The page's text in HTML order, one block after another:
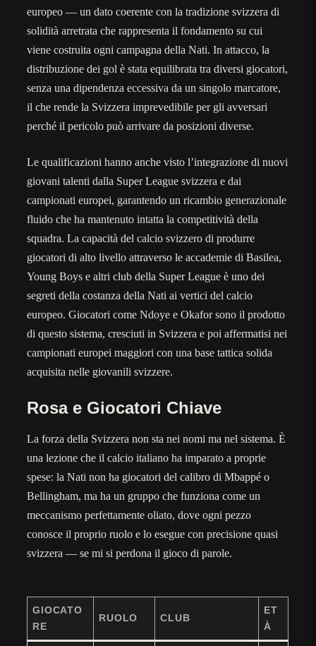
europeo — un dato coerente con la tradizione svizzera di
solidità arretrata che rappresenta il fondamento su cui
viene costruita ogni campagna della Nati. In attacco, la
distribuzione dei gol è stata equilibrata tra diversi giocatori,
senza una dipendenza eccessiva da un singolo marcatore,
il che rende la Svizzera imprevedibile per gli avversari
perché il pericolo può arrivare da posizioni diverse.
Le qualificazioni hanno anche visto l’integrazione di nuovi
giovani talenti dalla Super League svizzera e dai
campionati europei, garantendo un ricambio generazionale
fluido che ha mantenuto intatta la competitività della
squadra. La capacità del calcio svizzero di produrre
giocatori di alto livello attraverso le accademie di Basilea,
Young Boys e altri club della Super League è uno dei
segreti della costanza della Nati ai vertici del calcio
europeo. Giocatori come Ndoye e Okafor sono il prodotto
di questo sistema, cresciuti in Svizzera e poi affermatisi nei
campionati europei maggiori con una base tattica solida
acquisita nelle giovanili svizzere.
Rosa e Giocatori Chiave
La forza della Svizzera non sta nei nomi ma nel sistema. È
una lezione che il calcio italiano ha imparato a proprie
spese: la Nati non ha giocatori del calibro di Mbappé o
Bellingham, ma ha un gruppo che funziona come un
meccanismo perfettamente oliato, dove ogni pezzo
conosce il proprio ruolo e lo esegue con precisione quasi
svizzera — se mi si perdona il gioco di parole.
GIOCATO
RE
RUOLO CLUB
ET
À